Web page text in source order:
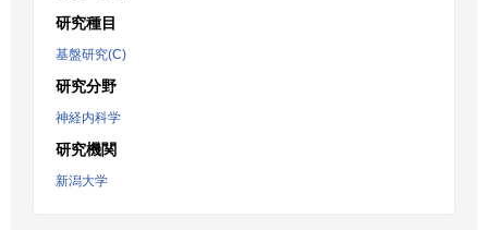
研究種目
基盤研究(C)
研究分野
神経内科学
研究機関
新潟大学